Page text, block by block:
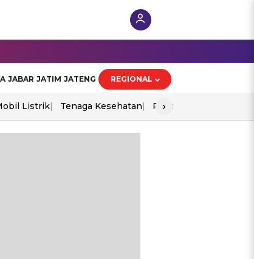
JABAR JATIM JATENG REGIONAL
Listrik Tenaga Kesehatan Piala Aff 2026
›